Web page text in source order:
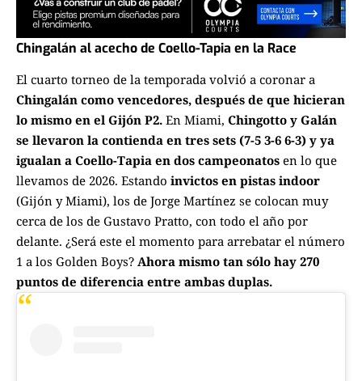
Chingalán al acecho de Coello-Tapia en la Race
El cuarto torneo de la temporada volvió a coronar a
Chingalán como vencedores, después de que hicieran
lo mismo en el Gijón P2. En Miami, Chingotto y Galán
se llevaron la contienda en tres sets (7-5 3-6 6-3) y ya
igualan a Coello-Tapia en dos campeonatos en lo que
llevamos de 2026. Estando invictos en pistas indoor
(Gijón y Miami), los de Jorge Martínez se colocan muy
cerca de los de Gustavo Pratto, con todo el año por
delante. ¿Será este el momento para arrebatar el número
1 a los Golden Boys? Ahora mismo tan sólo hay 270
puntos de diferencia entre ambas duplas.